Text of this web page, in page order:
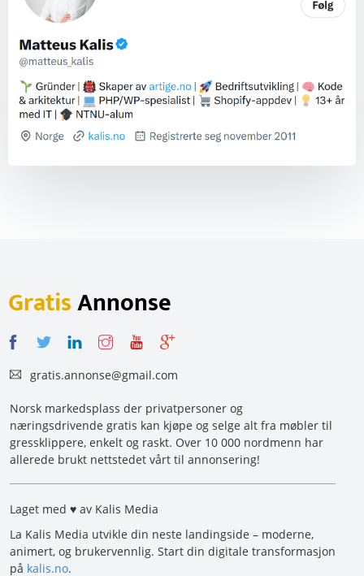
GratisAnnonse
gratis.annonse@gmail.com
Norsk markedsplass der privatpersoner og
næringsdrivende gratis kan kjøpe og selge alt fra møbler til
gressklippere, enkelt og raskt. Over 10 000 nordmenn har
allerede brukt nettstedet vårt til annonsering!
Laget med ♥ av Kalis Media
La Kalis Media utvikle din neste landingside – moderne,
animert, og brukervennlig. Start din digitale transformasjon
på kalis.no.